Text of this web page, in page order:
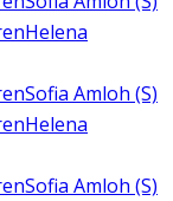
Helena
Sofia Amloh (S)
Helena
Sofia Amloh (S)